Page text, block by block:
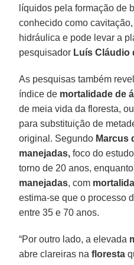
líquidos pela formação de
conhecido como
hidráulica e pode levar a
pesquisador Luís Cláudio
As pesquisas também
índice de mortalidade de
de meia vida da floresta,
para substituição de
original. Segundo Marcus
manejadas, foco do
torno de 20 anos,
manejadas, com
estima-se que o processo
entre 35 e 70 anos.
“Por outro lado, a elevada
abre clareiras nafloresta